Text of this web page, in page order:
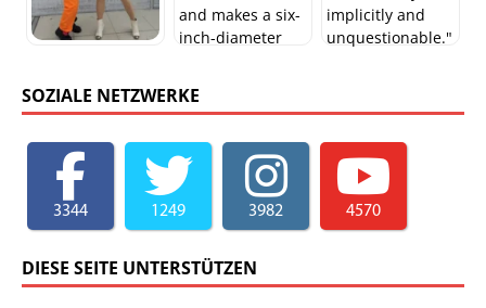
SOZIALE NETZWERKE
3344 1249 3982 4570
DIESE SEITE UNTERSTÜTZEN